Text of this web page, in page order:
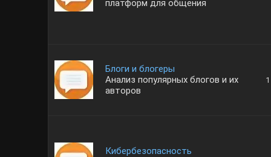
платформ для общения
Блоги и блогеры
Анализ популярных блогов и их
авторов
1
Кибербезопасность